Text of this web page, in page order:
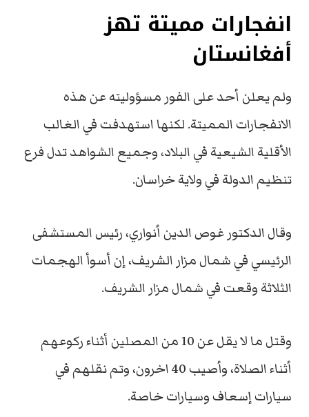
انفجارات مميتة تهز
أفغانستان
ولم يعلن أحد على الفور مسؤوليته عن هذه
الانفجارات المميتة. لكنها استهدفت في الغالب
الأقلية الشيعية في البلاد، وجميع الشواهد تدل فرع
تنظيم الدولة في ولاية خراسان.
وقال الدكتور غوص الدين أنواري، رئيس المستشفى
الرئيسي في شمال مزار الشريف، إن أسوأ الهجمات
الثلاثة وقعت في شمال مزار الشريف.
وقتل ما لا يقل عن 10 من المصلين أثناء ركوعهم
أثناء الصلاة، وأصيب 40 اخرون، وتم نقلهم في
سيارات إسعاف وسيارات خاصة.